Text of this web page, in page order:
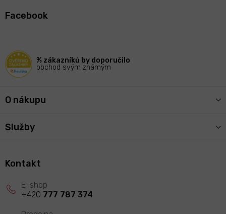
Facebook
% zákazníků by doporučilo
obchod svým známým
O nákupu
Služby
Kontakt
+420 777 787 374